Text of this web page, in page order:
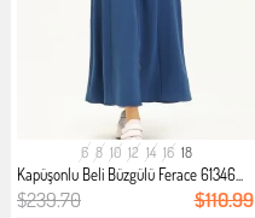
6 8 10 12 14 16 18
Kapüşonlu Beli Büzgülü Ferace 61346...
$239.70 $110.99